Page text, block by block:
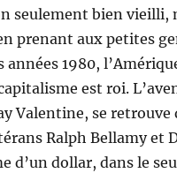
seulement bien vieilli,
prenant aux petites
1980,
est roi.
Valentine, se retrouve
Ralph Bellamy et
d’un dollar, dans le